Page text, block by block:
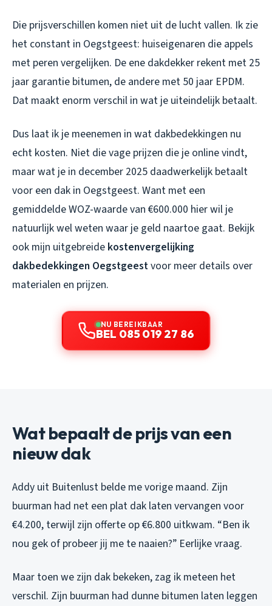
Die prijsverschillen komen niet uit de lucht vallen. Ik zie
het constant in Oegstgeest: huiseigenaren die appels
met peren vergelijken. De ene dakdekker rekent met 25
jaar garantie bitumen, de andere met 50 jaar EPDM.
Dat maakt enorm verschil in wat je uiteindelijk betaalt.
Dus laat ik je meenemen in wat dakbedekkingen nu
echt kosten. Niet die vage prijzen die je online vindt,
maar wat je in december 2025 daadwerkelijk betaalt
voor een dak in Oegstgeest. Want met een
gemiddelde WOZ-waarde van €600.000 hier wil je
natuurlijk wel weten waar je geld naartoe gaat. Bekijk
ook mijn uitgebreide kostenvergelijking
dakbedekkingen Oegstgeestvoor meer details over
materialen en prijzen.
NU BEREIKBAAR
BEL 085 019 27 86
Wat bepaalt de prijs van een
nieuw dak
Addy uit Buitenlust belde me vorige maand. Zijn
buurman had net een plat dak laten vervangen voor
€4.200, terwijl zijn offerte op €6.800 uitkwam. “Ben ik
nou gek of probeer jij me te naaien?” Eerlijke vraag.
Maar toen we zijn dak bekeken, zag ik meteen het
verschil. Zijn buurman had dunne bitumen laten leggen